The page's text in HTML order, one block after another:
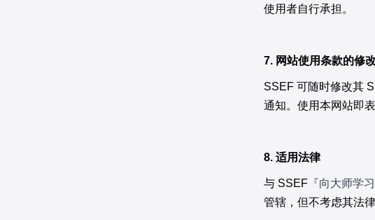
使用者自行承担。
7. 网站使用条款的修
SSEF 可随时修改其
通知。使用本网站即
8. 适用法律
与 SSEF 『向大师学
管辖，但不考虑其法